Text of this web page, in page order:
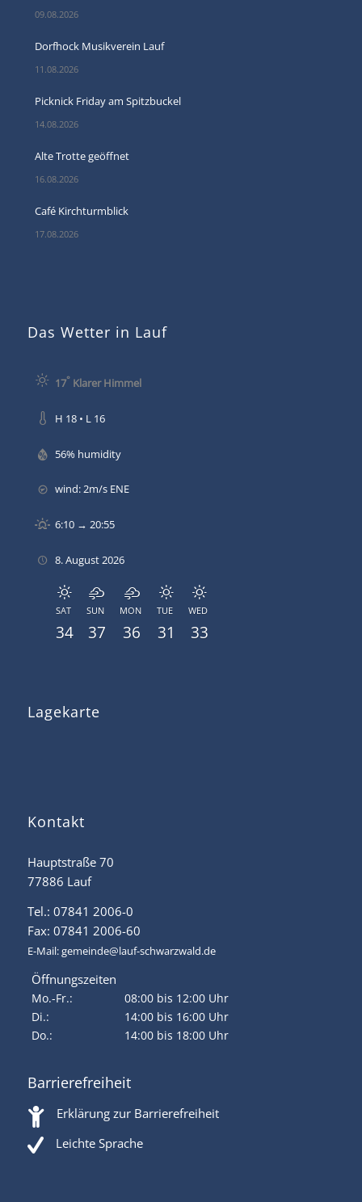
09.08.2026
Dorfhock Musikverein Lauf
11.08.2026
Picknick Friday am Spitzbuckel
14.08.2026
Alte Trotte geöffnet
16.08.2026
Café Kirchturmblick
17.08.2026
Das Wetter in Lauf
17° Klarer Himmel
H 18 • L 16
56% humidity
wind: 2m/s ENE
6:10 → 20:55
8. August 2026
SAT
34
SUN
37
MON
36
TUE
31
WED
33
Lagekarte
Kontakt
Hauptstraße 70
77886 Lauf
Tel.: 07841 2006-0
Fax: 07841 2006-60
E-Mail:gemeinde@lauf-schwarzwald.de
Öffnungszeiten
Mo.-Fr.:
08:00 bis 12:00 Uhr
Di.:
14:00 bis 16:00 Uhr
Do.:
14:00 bis 18:00 Uhr
Barrierefreiheit
Erklärung zur Barrierefreiheit
Leichte Sprache